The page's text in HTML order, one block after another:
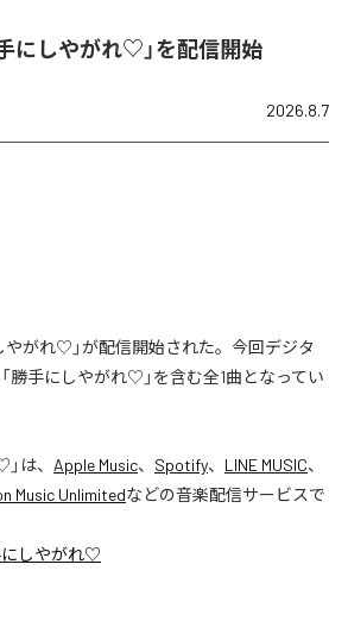
にしやがれ♡」を配信開始
2026.8.7
やがれ♡」が配信開始された。今回デジタ
勝手にしやがれ♡」を含む全1曲となってい
」は、 Apple Music、 Spotify、 LINE MUSIC、
Music Unlimitedなどの音楽配信サービスで
しやがれ♡